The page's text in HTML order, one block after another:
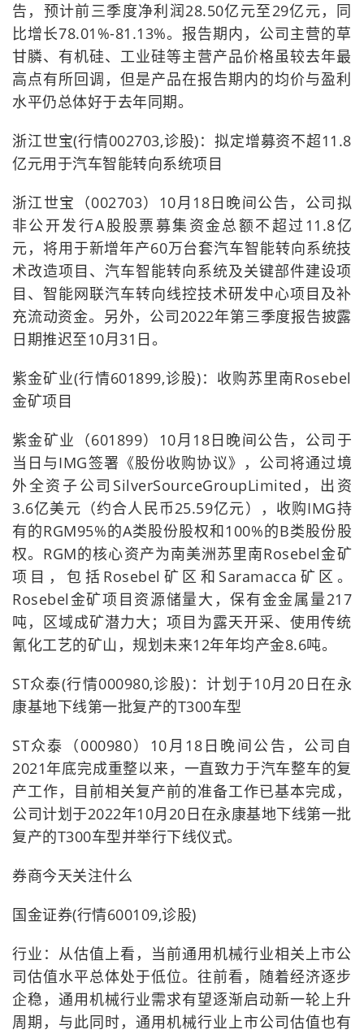
告，预计前三季度净利润28.50亿元至29亿元，同
比增长78.01%-81.13%。报告期内，公司主营的草
甘膦、有机硅、工业硅等主营产品价格虽较去年最
高点有所回调，但是产品在报告期内的均价与盈利
水平仍总体好于去年同期。
浙江世宝(行情002703,诊股)：拟定增募资不超11.8
亿元用于汽车智能转向系统项目
浙江世宝（002703）10月18日晚间公告，公司拟
非公开发行A股股票募集资金总额不超过11.8亿
元，将用于新增年产60万台套汽车智能转向系统技
术改造项目、汽车智能转向系统及关键部件建设项
目、智能网联汽车转向线控技术研发中心项目及补
充流动资金。另外，公司2022年第三季度报告披露
日期推迟至10月31日。
紫金矿业(行情601899,诊股)：收购苏里南Rosebel
金矿项目
紫金矿业（601899）10月18日晚间公告，公司于
当日与IMG签署《股份收购协议》，公司将通过境
外全资子公司SilverSourceGroupLimited，出资
3.6亿美元（约合人民币25.59亿元），收购IMG持
有的RGM95%的A类股份股权和100%的B类股份股
权。RGM的核心资产为南美洲苏里南Rosebel金矿
项目，包括Rosebel矿区和Saramacca矿区。
Rosebel金矿项目资源储量大，保有金金属量217
吨，区域成矿潜力大；项目为露天开采、使用传统
氰化工艺的矿山，规划未来12年年均产金8.6吨。
ST众泰(行情000980,诊股)：计划于10月20日在永
康基地下线第一批复产的T300车型
ST众泰（000980）10月18日晚间公告，公司自
2021年底完成重整以来，一直致力于汽车整车的复
产工作，目前相关复产前的准备工作已基本完成，
公司计划于2022年10月20日在永康基地下线第一批
复产的T300车型并举行下线仪式。
券商今天关注什么
国金证券(行情600109,诊股)
行业：从估值上看，当前通用机械行业相关上市公
司估值水平总体处于低位。往前看，随着经济逐步
企稳，通用机械行业需求有望逐渐启动新一轮上升
周期，与此同时，通用机械行业上市公司估值也有